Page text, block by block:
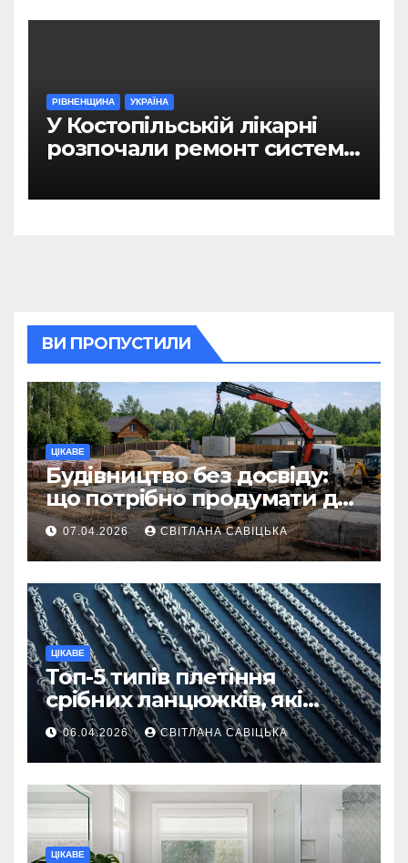
РІВНЕНЩИНА УКРАЇНА
У Костопільській лікарні
розпочали ремонт системи
ВИ ПРОПУСТИЛИ
ЦІКАВЕ
Будівництво без досвіду:
що потрібно продумати до
першої доставки на
ділянку
07.04.2026 СВІТЛАНА САВІЦЬКА
ЦІКАВЕ
Топ-5 типів плетіння
срібних ланцюжків, які
вважаються
найнадійнішими
06.04.2026 СВІТЛАНА САВІЦЬКА
ЦІКАВЕ